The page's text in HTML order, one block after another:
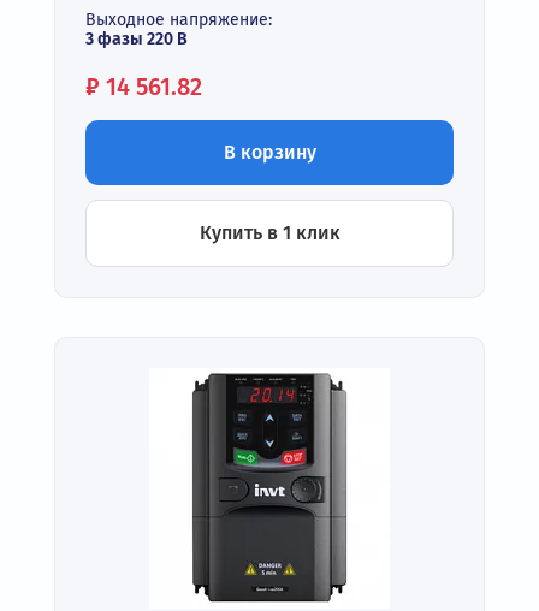
Выходное напряжение:
3 фазы 220 В
Цена:
₽ 14 561.82
В корзину
Купить в 1 клик